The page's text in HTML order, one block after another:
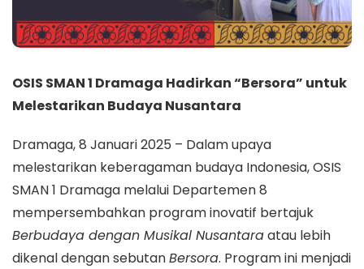
OSIS SMAN 1 Dramaga Hadirkan “Bersora” untuk
Melestarikan Budaya Nusantara
Dramaga, 8 Januari 2025 – Dalam upaya
melestarikan keberagaman budaya Indonesia, OSIS
SMAN 1 Dramaga melalui Departemen 8
mempersembahkan program inovatif bertajuk
Berbudaya dengan Musikal Nusantaraatau lebih
dikenal dengan sebutanBersora. Program ini menjadi